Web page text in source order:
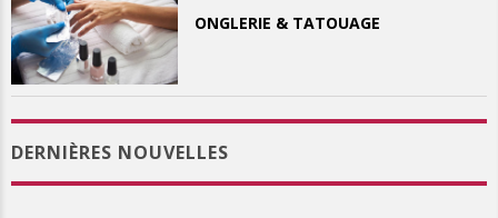
ONGLERIE & TATOUAGE
DERNIÈRES NOUVELLES